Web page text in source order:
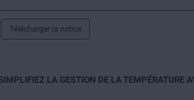
Télécharger la notice
LA GESTION DE LA TEMPÉRATURE